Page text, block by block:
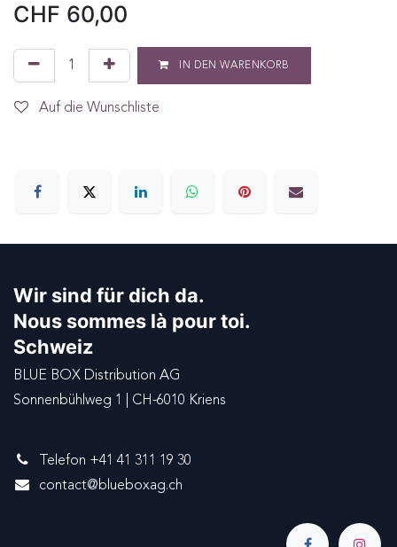
CHF 60,00
IN DEN WARENKORB
Auf die Wunschliste
Wir sind für dich da.
Nous sommes là pour toi.
Schweiz
BLUE BOX Distribution AG
Sonnenbühlweg 1 | CH-6010 Kriens
Telefon +41 41 311 19 30
contact@blueboxag.ch